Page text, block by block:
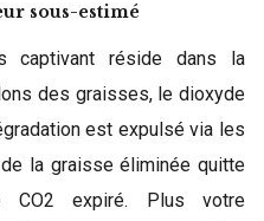
sous-estimé
captivant réside dans la
des graisses, le dioxyde
est expulsé via les
la graisse éliminée quitte
expiré. Plus votre